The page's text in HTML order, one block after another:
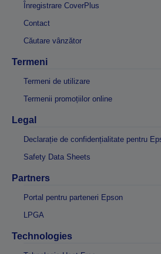
Înregistrare CoverPlus
Contact
Căutare vânzător
Termeni
Termeni de utilizare
Termenii promoțiilor online
Legal
Declarație de confidențialitate pentru
Safety Data Sheets
Partners
Portal pentru parteneri Epson
LPGA
Technologies